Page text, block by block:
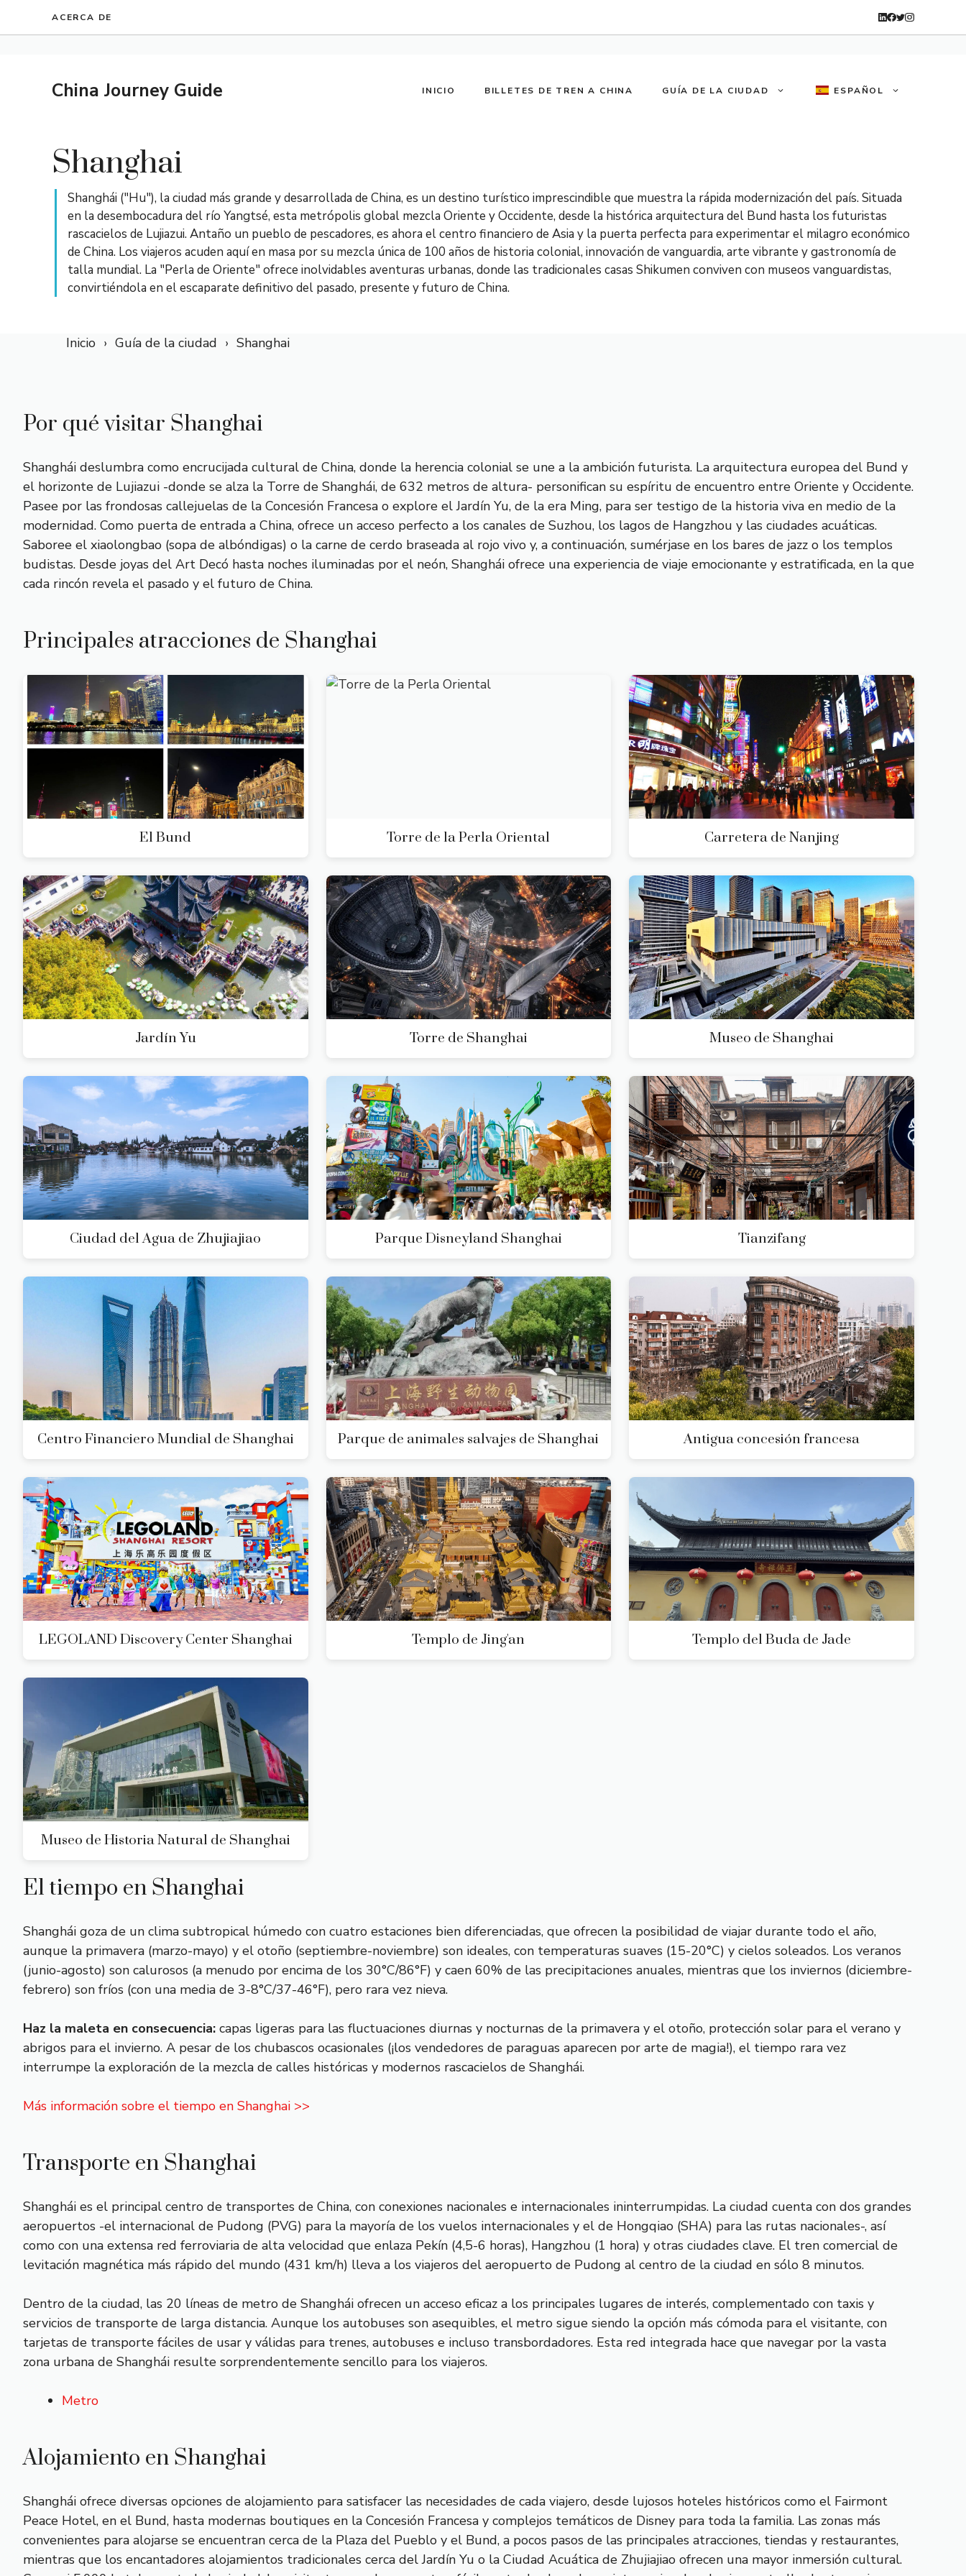
ACERCA DE
China Journey Guide INICIO BILLETES DE TREN A CHINA GUÍA DE LA CIUDAD ESPAÑOL
Shanghai
Shanghái ("Hu"), la ciudad más grande y desarrollada de China, es un destino turístico imprescindible que muestra la rápida modernización del país. Situada
en la desembocadura del río Yangtsé, esta metrópolis global mezcla Oriente y Occidente, desde la histórica arquitectura del Bund hasta los futuristas
rascacielos de Lujiazui. Antaño un pueblo de pescadores, es ahora el centro financiero de Asia y la puerta perfecta para experimentar el milagro económico
de China. Los viajeros acuden aquí en masa por su mezcla única de 100 años de historia colonial, innovación de vanguardia, arte vibrante y gastronomía de
talla mundial. La "Perla de Oriente" ofrece inolvidables aventuras urbanas, donde las tradicionales casas Shikumen conviven con museos vanguardistas,
convirtiéndola en el escaparate definitivo del pasado, presente y futuro de China.
Inicio Guía de la ciudad Shanghai
Por qué visitar Shanghai
Shanghái deslumbra como encrucijada cultural de China, donde la herencia colonial se une a la ambición futurista. La arquitectura europea del Bund y
el horizonte de Lujiazui -donde se alza la Torre de Shanghái, de 632 metros de altura- personifican su espíritu de encuentro entre Oriente y Occidente.
Pasee por las frondosas callejuelas de la Concesión Francesa o explore el Jardín Yu, de la era Ming, para ser testigo de la historia viva en medio de la
modernidad. Como puerta de entrada a China, ofrece un acceso perfecto a los canales de Suzhou, los lagos de Hangzhou y las ciudades acuáticas.
Saboree el xiaolongbao (sopa de albóndigas) o la carne de cerdo braseada al rojo vivo y, a continuación, sumérjase en los bares de jazz o los templos
budistas. Desde joyas del Art Decó hasta noches iluminadas por el neón, Shanghái ofrece una experiencia de viaje emocionante y estratificada, en la que
cada rincón revela el pasado y el futuro de China.
Principales atracciones de Shanghai
El Bund Torre de la Perla Oriental Carretera de Nanjing
Jardín Yu Torre de Shanghai Museo de Shanghai
Ciudad del Agua de Zhujiajiao Parque Disneyland Shanghai Tianzifang
Centro Financiero Mundial de Shanghai Parque de animales salvajes de Shanghai Antigua concesión francesa
LEGOLAND Discovery Center Shanghai Templo de Jing'an Templo del Buda de Jade
Museo de Historia Natural de Shanghai
El tiempo en Shanghai
Shanghái goza de un clima subtropical húmedo con cuatro estaciones bien diferenciadas, que ofrecen la posibilidad de viajar durante todo el año,
aunque la primavera (marzo-mayo) y el otoño (septiembre-noviembre) son ideales, con temperaturas suaves (15-20°C) y cielos soleados. Los veranos
(junio-agosto) son calurosos (a menudo por encima de los 30°C/86°F) y caen 60% de las precipitaciones anuales, mientras que los inviernos (diciembre-
febrero) son fríos (con una media de 3-8°C/37-46°F), pero rara vez nieva.
Haz la maleta en consecuencia: capas ligeras para las fluctuaciones diurnas y nocturnas de la primavera y el otoño, protección solar para el verano y
abrigos para el invierno. A pesar de los chubascos ocasionales (¡los vendedores de paraguas aparecen por arte de magia!), el tiempo rara vez
interrumpe la exploración de la mezcla de calles históricas y modernos rascacielos de Shanghái.
Más información sobre el tiempo en Shanghai >>
Transporte en Shanghai
Shanghái es el principal centro de transportes de China, con conexiones nacionales e internacionales ininterrumpidas. La ciudad cuenta con dos grandes
aeropuertos -el internacional de Pudong (PVG) para la mayoría de los vuelos internacionales y el de Hongqiao (SHA) para las rutas nacionales-, así
como con una extensa red ferroviaria de alta velocidad que enlaza Pekín (4,5-6 horas), Hangzhou (1 hora) y otras ciudades clave. El tren comercial de
levitación magnética más rápido del mundo (431 km/h) lleva a los viajeros del aeropuerto de Pudong al centro de la ciudad en sólo 8 minutos.
Dentro de la ciudad, las 20 líneas de metro de Shanghái ofrecen un acceso eficaz a los principales lugares de interés, complementado con taxis y
servicios de transporte de larga distancia. Aunque los autobuses son asequibles, el metro sigue siendo la opción más cómoda para el visitante, con
tarjetas de transporte fáciles de usar y válidas para trenes, autobuses e incluso transbordadores. Esta red integrada hace que navegar por la vasta
zona urbana de Shanghái resulte sorprendentemente sencillo para los viajeros.
Metro
Alojamiento en Shanghai
Shanghái ofrece diversas opciones de alojamiento para satisfacer las necesidades de cada viajero, desde lujosos hoteles históricos como el Fairmont
Peace Hotel, en el Bund, hasta modernas boutiques en la Concesión Francesa y complejos temáticos de Disney para toda la familia. Las zonas más
convenientes para alojarse se encuentran cerca de la Plaza del Pueblo y el Bund, a pocos pasos de las principales atracciones, tiendas y restaurantes,
mientras que los encantadores alojamientos tradicionales cerca del Jardín Yu o la Ciudad Acuática de Zhujiajiao ofrecen una mayor inmersión cultural.